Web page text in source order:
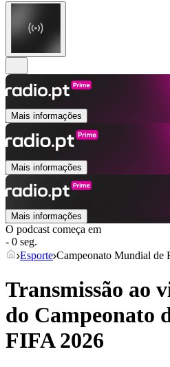
Mais informações
Mais informações
Mais informações
O podcast começa em
- 0 seg.
Esporte Campeonato Mundial de
Transmissão ao
do Campeonato
FIFA 2026